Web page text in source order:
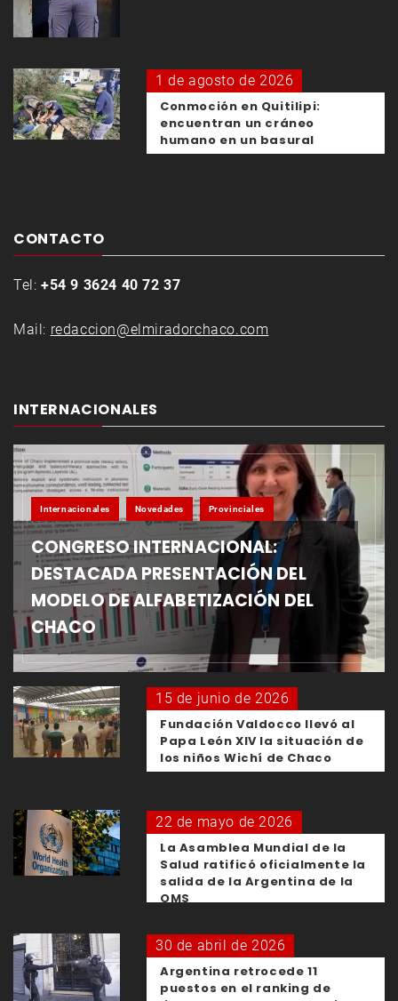
1 de agosto de 2026
Conmoción en Quitilipi:
encuentran un cráneo
humano en un basural
CONTACTO
Tel: +54 9 3624 40 72 37
Mail: redaccion@elmiradorchaco.com
INTERNACIONALES
Internacionales Novedades Provinciales
CONGRESO INTERNACIONAL:
DESTACADA PRESENTACIÓN DEL
MODELO DE ALFABETIZACIÓN DEL
CHACO
15 de junio de 2026
Fundación Valdocco llevó al
Papa León XIV la situación de
los niños Wichí de Chaco
22 de mayo de 2026
La Asamblea Mundial de la
Salud ratificó oficialmente la
salida de la Argentina de la
OMS
30 de abril de 2026
Argentina retrocede 11
puestos en el ranking de